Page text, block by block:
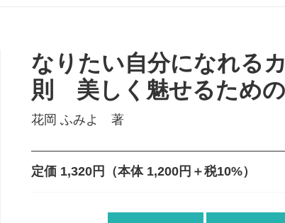
なりたい自分になれる
則 美しく魅せるため
花岡 ふみよ 著
定価 1,320円 （本体 1,200円＋税10%）